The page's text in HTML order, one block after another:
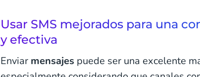
Usar SMS mejorados para una
y efectiva
Enviar mensajes puede ser una excelente